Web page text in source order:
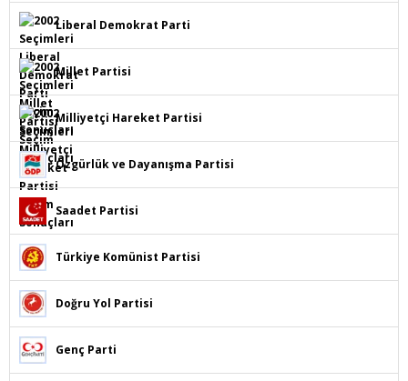
Liberal Demokrat Parti
Millet Partisi
Milliyetçi Hareket Partisi
Özgürlük ve Dayanışma Partisi
Saadet Partisi
Türkiye Komünist Partisi
Doğru Yol Partisi
Genç Parti